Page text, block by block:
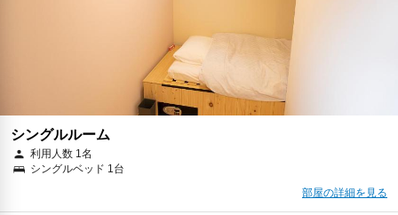
シングルルーム
利用人数 1名
シングルベッド 1台
部屋の詳細を見る